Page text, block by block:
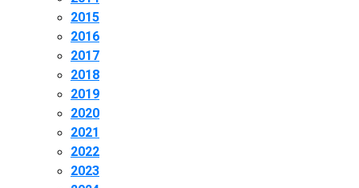
2015
2016
2017
2018
2019
2020
2021
2022
2023